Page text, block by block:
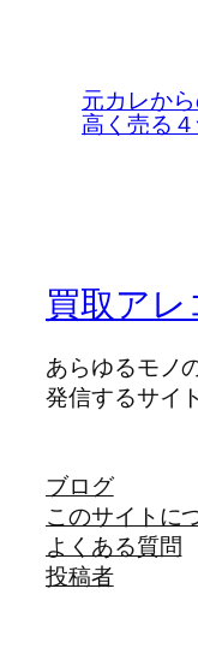
元カレか
高く売る４
買取ア
あらゆるモノ
発信するサイ
ブログ
このサイトに
よくある質問
投稿者